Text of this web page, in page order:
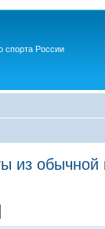
спорта России
из